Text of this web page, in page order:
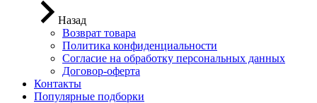
Назад
Возврат товара
Политика конфиденциальности
Согласие на обработку персональных данных
Договор-оферта
Контакты
Популярные подборки